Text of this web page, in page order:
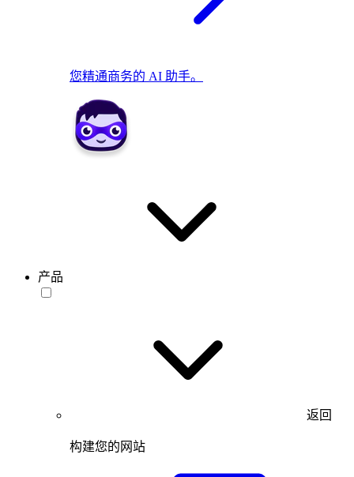
您精通商务的 AI 助手。
产品
返回
构建您的网站